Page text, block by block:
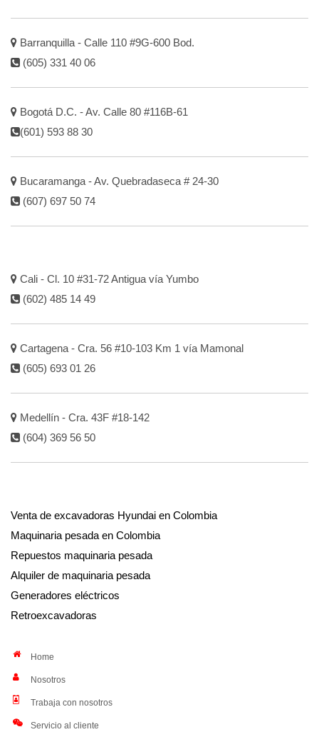
Barranquilla - Calle 110 #9G-600 Bod.
(605) 331 40 06
Bogotá D.C. - Av. Calle 80 #116B-61
(601) 593 88 30
Bucaramanga - Av. Quebradaseca # 24-30
(607) 697 50 74
Cali - Cl. 10 #31-72 Antigua vía Yumbo
(602) 485 14 49
Cartagena - Cra. 56 #10-103 Km 1 vía Mamonal
(605) 693 01 26
Medellín - Cra. 43F #18-142
(604) 369 56 50
Venta de excavadoras Hyundai en Colombia
Maquinaria pesada en Colombia
Repuestos maquinaria pesada
Alquiler de maquinaria pesada
Generadores eléctricos
Retroexcavadoras
Home
Nosotros
Trabaja con nosotros
Servicio al cliente